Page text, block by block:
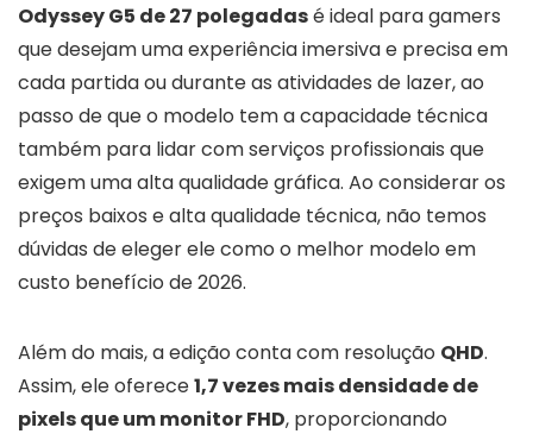
Odyssey G5 de 27 polegadasé ideal para gamers
que desejam uma experiência imersiva e precisa em
cada partida ou durante as atividades de lazer, ao
passo de que o modelo tem a capacidade técnica
também para lidar com serviços profissionais que
exigem uma alta qualidade gráfica. Ao considerar os
preços baixos e alta qualidade técnica, não temos
dúvidas de eleger ele como o melhor modelo em
custo benefício de 2026.
Além do mais, a edição conta com resolução QHD.
Assim, ele oferece1,7 vezes mais densidade de
pixels que um monitor FHD, proporcionando